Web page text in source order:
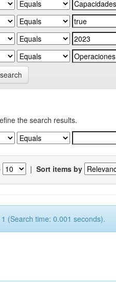
the search results.
| Sort items by
(Search time: 0.001 seconds).